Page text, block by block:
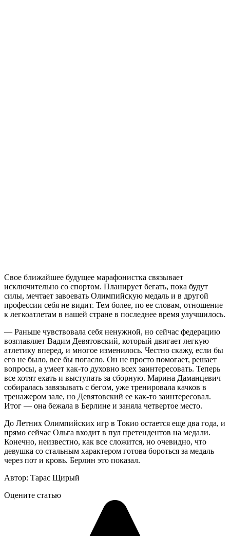
Свое ближайшее будущее марафонистка связывает
исключительно со спортом. Планирует бегать, пока будут
силы, мечтает завоевать Олимпийскую медаль и в другой
профессии себя не видит. Тем более, по ее словам, отношение
к легкоатлетам в нашей стране в последнее время улучшилось.
— Раньше чувствовала себя ненужной, но сейчас федерацию
возглавляет Вадим Девятовский, который двигает легкую
атлетику вперед, и многое изменилось. Честно скажу, если бы
его не было, все бы погасло. Он не просто помогает, решает
вопросы, а умеет как-то духовно всех заинтересовать. Теперь
все хотят ехать и выступать за сборную. Марина Даманцевич
собиралась завязывать с бегом, уже тренировала качков в
тренажером зале, но Девятовский ее как-то заинтересовал.
Итог — она бежала в Берлине и заняла четвертое место.
До Летних Олимпийских игр в Токио остается еще два года, и
прямо сейчас Ольга входит в пул претендентов на медали.
Конечно, неизвестно, как все сложится, но очевидно, что
девушка со стальным характером готова бороться за медаль
через пот и кровь. Берлин это показал.
Автор: Тарас Щирый
Оцените статью